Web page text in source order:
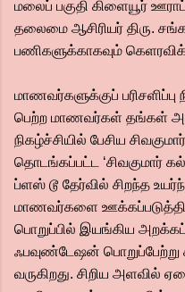
மலைப் பகுதி கிளையூர்
தலைமை ஆசிரியர் திரு.
பணிகளுக்காகவும்
மாணவர்களுக்குப் பரிசளிப்பு
பெற்ற மாணவர்கள் தங்கள்
நிகழ்ச்சியில் பேசிய
தொடங்கப்பட்ட ‘சிவகுமார்
ப்ளஸ் டூ தேர்வில் சிறந்த
மாணவர்களை
பொறுப்பில் இயங்கிய
ஃபவுண்டேஷன் பொறுப்பேற்று
வருகிறது. சிறிய அளவில்